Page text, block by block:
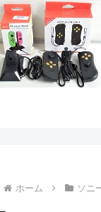
ホーム ソニ